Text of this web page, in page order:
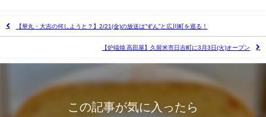
【華丸・大吉の何しようと？】2/21(金)の放送は”ずん”と広川町を巡る！
【炉端焼 高田屋】久留米市日吉町に3月3日(火)オープン
この記事が気に入ったら